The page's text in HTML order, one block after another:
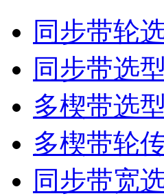
同步带轮
同步带选
多楔带选
多楔带轮
同步带宽